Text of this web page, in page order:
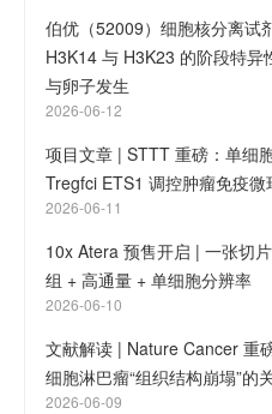
伯优（52009）细胞核分离试
H3K14 与 H3K23 的阶段特
与卵子发生
2026-06-12
项目文章 | STTT 重磅：单细
Tregfci ETS1 调控肿瘤免疫微
2026-06-11
10x Atera 预售开启 | 一张切
组 + 高通量 + 单细胞分辨率
2026-06-10
文献解读 | Nature Cancer 重
细胞淋巴瘤“组织结构崩塌”的
2026-06-09